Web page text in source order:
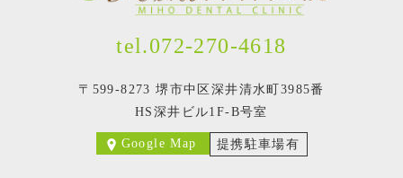
tel.072-270-4618
〒599-8273 堺市中区深井清水町3985番
HS深井ビル1F-B号室
Google Map 提携駐車場有